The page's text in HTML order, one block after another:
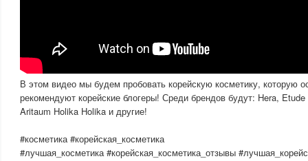
В этом видео мы будем пробовать корейскую косметику, которую
рекомендуют корейские блогеры! Среди брендов будут: Hera,
Aritaum Holika Holika и другие!
#косметика #корейская_косметика
#лучшая_косметика #корейская_косметика_отзывы